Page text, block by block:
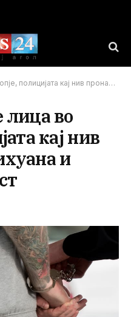
нив пронашла марихуана и шише со течност
лица во
кај нив
и